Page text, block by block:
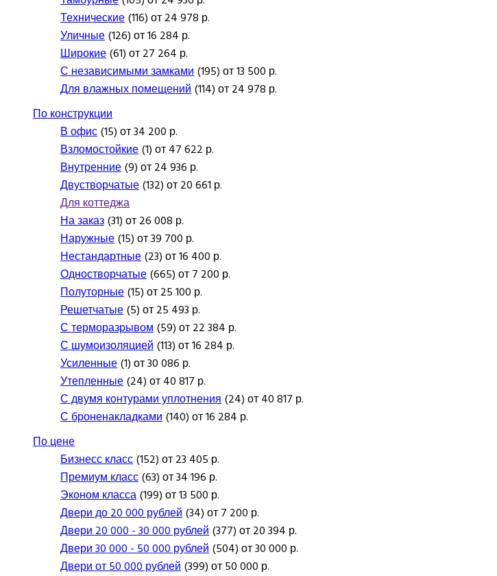
Технические(116) от 24 978 р.
Уличные(126) от 16 284 р.
Широкие(61) от 27 264 р.
С независимыми замками(195) от 13 500 р.
Для влажных помещений(114) от 24 978 р.
По конструкции
В офис(15) от 34 200 р.
Взломостойкие(1) от 47 622 р.
Внутренние(9) от 24 936 р.
Двустворчатые(132) от 20 661 р.
Для коттеджа
На заказ(31) от 26 008 р.
Наружные(15) от 39 700 р.
Нестандартные(23) от 16 400 р.
Одностворчатые(665) от 7 200 р.
Полуторные(15) от 25 100 р.
Решетчатые(5) от 25 493 р.
С терморазрывом(59) от 22 384 р.
С шумоизоляцией(113) от 16 284 р.
Усиленные(1) от 30 086 р.
Утепленные(24) от 40 817 р.
С двумя контурами уплотнения(24) от 40 817 р.
С броненакладками(140) от 16 284 р.
По цене
Бизнесс класс(152) от 23 405 р.
Премиум класс(63) от 34 196 р.
Эконом класса(199) от 13 500 р.
Двери до 20 000 рублей(34) от 7 200 р.
Двери 20 000 - 30 000 рублей(377) от 20 394 р.
Двери 30 000 - 50 000 рублей(504) от 30 000 р.
Двери от 50 000 рублей(399) от 50 000 р.